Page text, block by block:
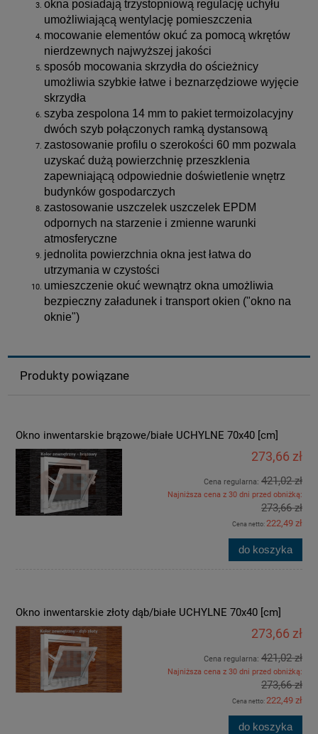
okna posiadają trzystopniową regulację uchyłu
umożliwiającą wentylację pomieszczenia
mocowanie elementów okuć za pomocą wkrętów
nierdzewnych najwyższej jakości
sposób mocowania skrzydła do ościeżnicy
umożliwia szybkie łatwe i beznarzędziowe wyjęcie
skrzydła
szyba zespolona 14 mm to pakiet termoizolacyjny
dwóch szyb połączonych ramką dystansową
zastosowanie profilu o szerokości 60 mm pozwala
uzyskać dużą powierzchnię przeszklenia
zapewniającą odpowiednie doświetlenie wnętrz
budynków gospodarczych
zastosowanie uszczelek uszczelek EPDM
odpornych na starzenie i zmienne warunki
atmosferyczne
jednolita powierzchnia okna jest łatwa do
utrzymania w czystości
umieszczenie okuć wewnątrz okna umożliwia
bezpieczny załadunek i transport okien ("okno na
oknie")
Produkty powiązane
Okno inwentarskie brązowe/białe UCHYLNE 70x40 [cm]
273,66 zł
Cena regularna: 421,02 zł
Najniższa cena z 30 dni przed obniżką:
273,66 zł
Cena netto:222,49 zł
do koszyka
Okno inwentarskie złoty dąb/białe UCHYLNE 70x40 [cm]
273,66 zł
Cena regularna: 421,02 zł
Najniższa cena z 30 dni przed obniżką:
273,66 zł
Cena netto:222,49 zł
do koszyka